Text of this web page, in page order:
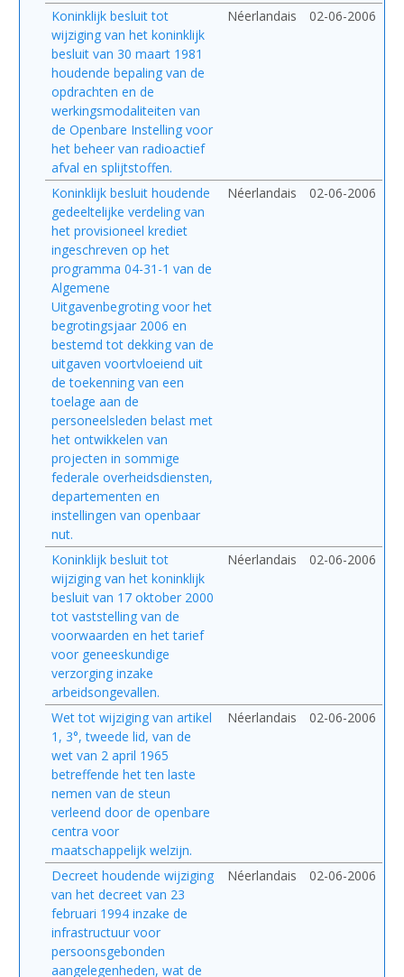
Koninklijk besluit tot
wijziging van het koninklijk
besluit van 30 maart 1981
houdende bepaling van de
opdrachten en de
werkingsmodaliteiten van
de Openbare Instelling voor
het beheer van radioactief
afval en splijtstoffen.
Néerlandais 02-06-2006
Koninklijk besluit houdende
gedeeltelijke verdeling van
het provisioneel krediet
ingeschreven op het
programma 04-31-1 van de
Algemene
Uitgavenbegroting voor het
begrotingsjaar 2006 en
bestemd tot dekking van de
uitgaven voortvloeiend uit
de toekenning van een
toelage aan de
personeelsleden belast met
het ontwikkelen van
projecten in sommige
federale overheidsdiensten,
departementen en
instellingen van openbaar
nut.
Néerlandais 02-06-2006
Koninklijk besluit tot
wijziging van het koninklijk
besluit van 17 oktober 2000
tot vaststelling van de
voorwaarden en het tarief
voor geneeskundige
verzorging inzake
arbeidsongevallen.
Néerlandais 02-06-2006
Wet tot wijziging van artikel
1, 3°, tweede lid, van de
wet van 2 april 1965
betreffende het ten laste
nemen van de steun
verleend door de openbare
centra voor
maatschappelijk welzijn.
Néerlandais 02-06-2006
Decreet houdende wijziging
van het decreet van 23
februari 1994 inzake de
infrastructuur voor
persoonsgebonden
aangelegenheden, wat de
Néerlandais 02-06-2006